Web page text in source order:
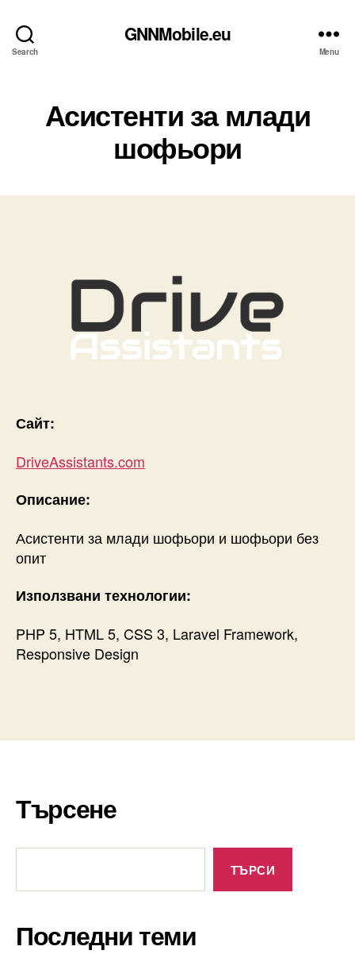
Search
GNNMobile.eu
Menu
Асистенти за млади
шофьори
Сайт:
DriveAssistants.com
Описание:
Асистенти за млади шофьори и шофьори без
опит
Използвани технологии:
PHP 5, HTML 5, CSS 3, Laravel Framework,
Responsive Design
Търсене
ТЪРСИ
Последни теми